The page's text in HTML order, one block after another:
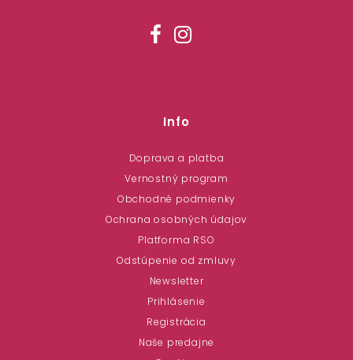
Info
Doprava a platba
Vernostný program
Obchodné podmienky
Ochrana osobných údajov
Platforma RSO
Odstúpenie od zmluvy
Newsletter
Prihlásenie
Registrácia
Naše predajne